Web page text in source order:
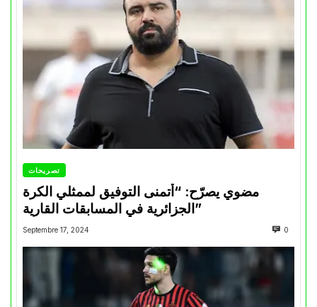
تصريحات
مضوي يصرّح: “أتمنى التوفيق لممثلي الكرة
الجزائرية في المسابقات القارية”
Septembre 17, 2024 0